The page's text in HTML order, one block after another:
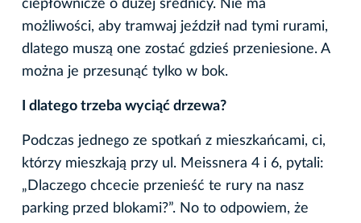
ciepłownicze o dużej średnicy. Nie ma
możliwości, aby tramwaj jeździł nad tymi rurami,
dlatego muszą one zostać gdzieś przeniesione. A
można je przesunąć tylko w bok.
I dlatego trzeba wyciąć drzewa?
Podczas jednego ze spotkań z mieszkańcami, ci,
którzy mieszkają przy ul. Meissnera 4 i 6, pytali:
„Dlaczego chcecie przenieść te rury na nasz
parking przed blokami?”. No to odpowiem, że